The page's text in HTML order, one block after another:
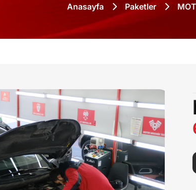
Anasayfa Paketler